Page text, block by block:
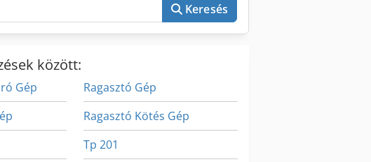
Keresés
között:
Gép
Ragasztó Gép
Ragasztó Kötés Gép
Tp 201